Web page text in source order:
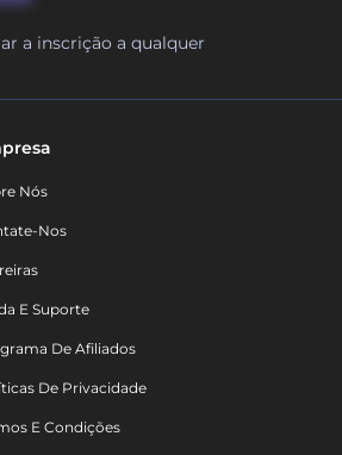
a inscrição a qualquer
Nós
Nos
E Suporte
De Afiliados
De Privacidade
E Condições